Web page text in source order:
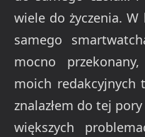
wiele do życzenia.
samego
mocno
moich redakcyjnych
znalazłem do tej
większych